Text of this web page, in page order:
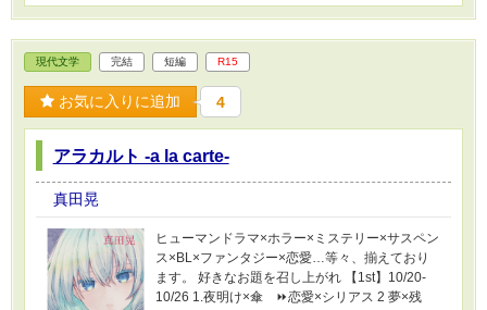
現代文学 完結 短編 R15
お気に入りに追加 4
アラカルト -a la carte-
真田晃
ヒューマンドラマ×ホラー×ミステリー×サスペン
ス×BL×ファンタジー×恋愛…等々、揃えており
ます。 好きなお題を召し上がれ 【1st】10/20-
10/26 1.夜明け×傘 ⏩恋愛×シリアス 2 夢×残